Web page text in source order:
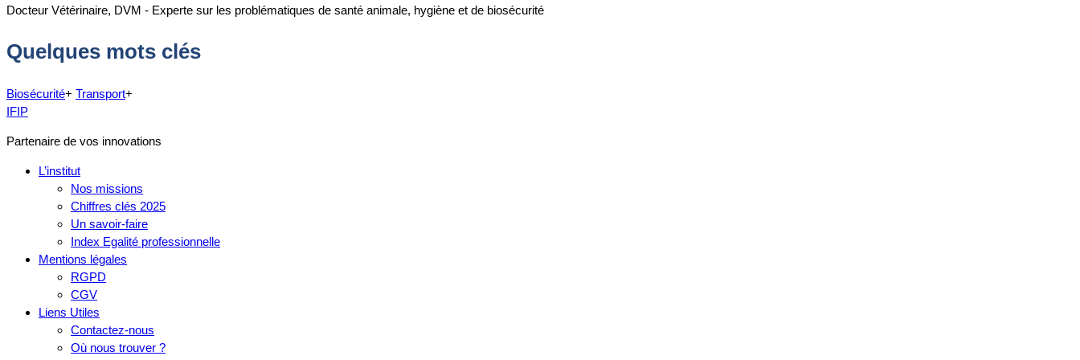
Docteur Vétérinaire, DVM - Experte sur les problématiques de santé animale, hygiène et de biosécurité
Quelques mots clés
Biosécurité+ Transport+
IFIP
Partenaire de vos innovations
L’institut
Nos missions
Chiffres clés 2025
Un savoir-faire
Index Egalité professionnelle
Mentions légales
RGPD
CGV
Liens Utiles
Contactez-nous
Où nous trouver ?